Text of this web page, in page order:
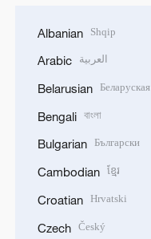
Albanian Shqip
Arabic العربية
Belarusian Беларуская
Bengali বাংলা
Bulgarian Български
Cambodian ខ្មែរ
Croatian Hrvatski
Czech Český